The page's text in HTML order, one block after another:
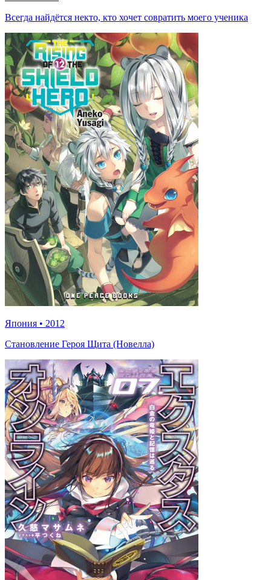
Всегда найдётся некто, кто хочет совратить моего ученика
Япония • 2012
Становление Героя Щита (Новелла)